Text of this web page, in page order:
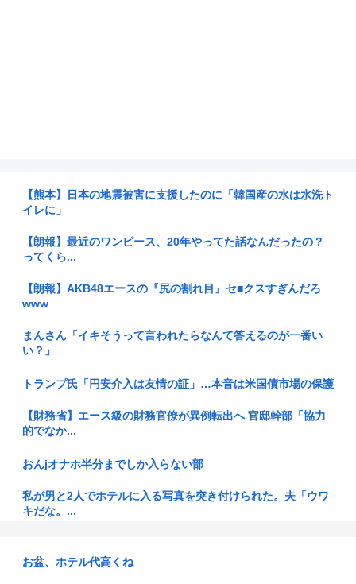
【熊本】日本の地震被害に支援したのに「韓国産の水は水洗ト
イレに」
【朗報】最近のワンピース、20年やってた話なんだったの？
ってくら...
【朗報】AKB48エースの『尻の割れ目』セ■クスすぎんだろ
www
まんさん「イキそうって言われたらなんて答えるのが一番い
い？」
トランプ氏「円安介入は友情の証」…本音は米国債市場の保護
【財務省】エース級の財務官僚が異例転出へ 官邸幹部「協力
的でなか...
おんjオナホ半分までしか入らない部
私が男と2人でホテルに入る写真を突き付けられた。夫「ウワ
キだな。...
よ！」→ノ...
お盆、ホテル代高くね